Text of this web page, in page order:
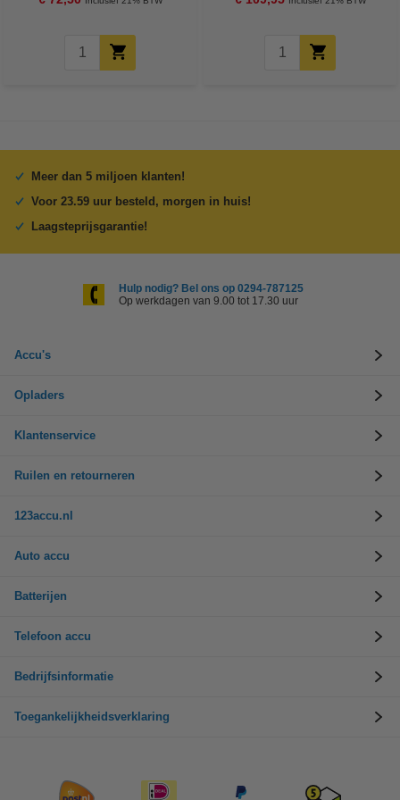
Meer dan 5 miljoen klanten!
Voor 23.59 uur besteld, morgen in huis!
Laagsteprijsgarantie!
Hulp nodig? Bel ons op 0294-787125
Op werkdagen van 9.00 tot 17.30 uur
Accu's
Opladers
Klantenservice
Ruilen en retourneren
123accu.nl
Auto accu
Batterijen
Telefoon accu
Bedrijfsinformatie
Toegankelijkheidsverklaring